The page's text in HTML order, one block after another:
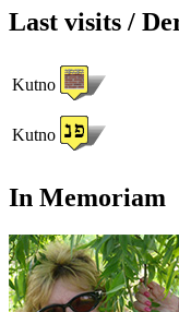
Last visits /
Kutno
Kutno
In Memoriam